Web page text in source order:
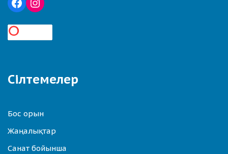
Сілтемелер
Бос орын
Жаңалықтар
Санат бойынша